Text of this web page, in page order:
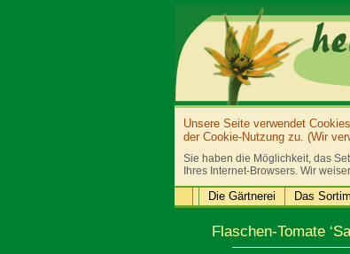
Unsere Seite verwendet
der Cookie-Nutzung zu. (Wir
Sie haben die Möglichkeit, das
Ihres Internet-Browsers. Wir
Die Gärtnerei Das
Flaschen-Tomate